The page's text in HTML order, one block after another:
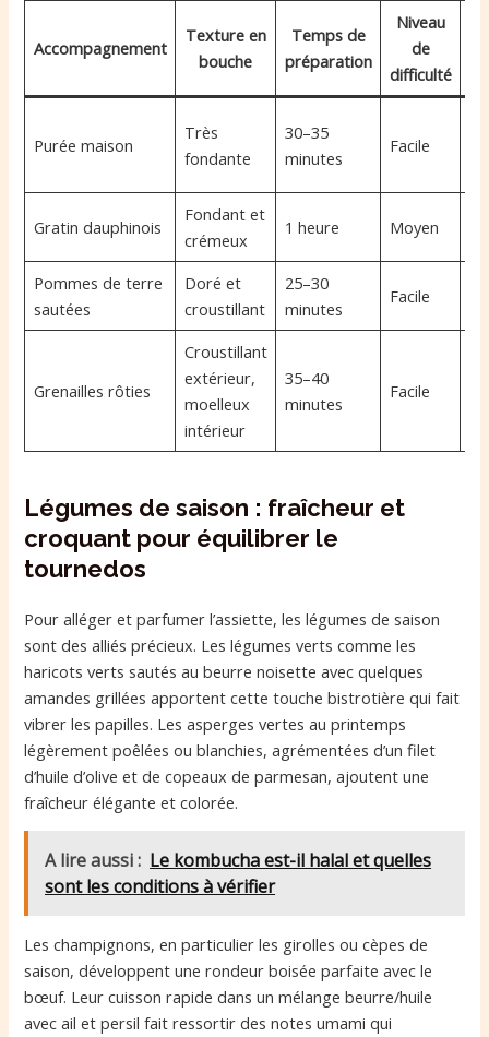
Accompagnement
Texture en
bouche
Temps de
préparation
Niveau
de
difficulté
Purée maison
Très
fondante
30–35
minutes
Facile
Gratin dauphinois
Fondant et
crémeux
1 heure Moyen
Pommes de terre
sautées
Doré et
croustillant
25–30
minutes
Facile
Grenailles rôties
Croustillant
extérieur,
moelleux
intérieur
35–40
minutes
Facile
Légumes de saison : fraîcheur et
croquant pour équilibrer le
tournedos
Pour alléger et parfumer l’assiette, les légumes de saison
sont des alliés précieux. Les légumes verts comme les
haricots verts sautés au beurre noisette avec quelques
amandes grillées apportent cette touche bistrotière qui fait
vibrer les papilles. Les asperges vertes au printemps
légèrement poêlées ou blanchies, agrémentées d’un filet
d’huile d’olive et de copeaux de parmesan, ajoutent une
fraîcheur élégante et colorée.
A lire aussi : Le kombucha est-il halal et quelles
sont les conditions à vérifier
Les champignons, en particulier les girolles ou cèpes de
saison, développent une rondeur boisée parfaite avec le
bœuf. Leur cuisson rapide dans un mélange beurre/huile
avec ail et persil fait ressortir des notes umami qui